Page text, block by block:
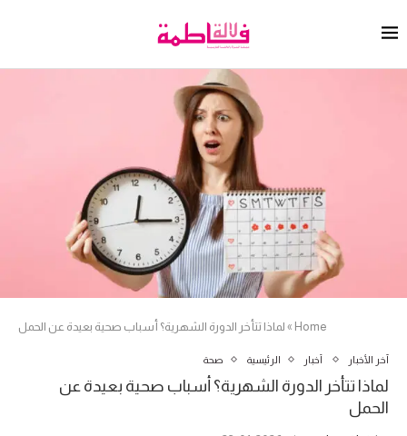
Home
» لماذا تتأخر الدورة الشهرية؟ أسباب صحية بعيدة عن الحمل
آخر الأخبار أخبار الرئيسية صحة
لماذا تتأخر الدورة الشهرية؟ أسباب صحية بعيدة عن
الحمل